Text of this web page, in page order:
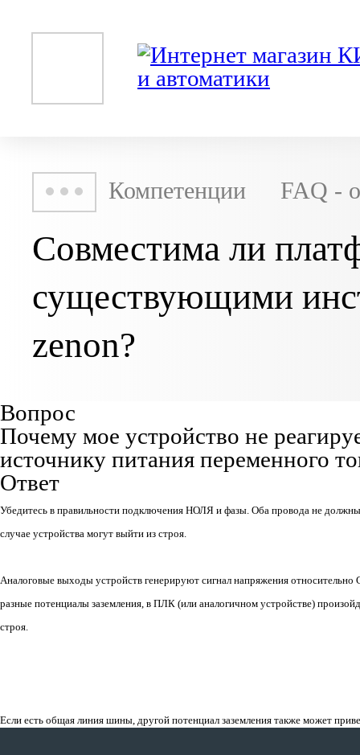
Компетенции FAQ -
Совместима ли
существующими
zenon?
Вопрос
Почему мое устройство не
источнику питания переменного
Ответ
Убедитесь в правильности подключения НОЛЯ и фазы. Оба провода не
случае устройства могут выйти из строя.
Аналоговые выходы устройств генерируют сигнал напряжения
разные потенциалы заземления, в ПЛК (или аналогичном устройстве)
строя.
Если есть общая линия шины, другой потенциал заземления также может